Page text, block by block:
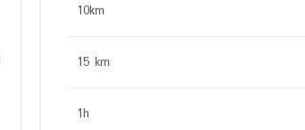
10km
15 km
1h